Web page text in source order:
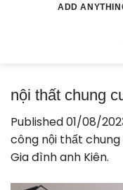
ADD
nội thất chung
Published01/08/
công nội thất
Gia đình anh Kiên.